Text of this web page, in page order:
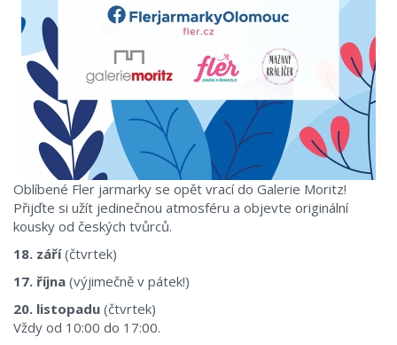
Oblíbené Fler jarmarky se opět vrací do Galerie Moritz!
Přijďte si užít jedinečnou atmosféru a objevte originální
kousky od českých tvůrců.
18. září(čtvrtek)
17. října (výjimečně v pátek!)
20. listopadu (čtvrtek)
Vždy od 10:00 do 17:00.